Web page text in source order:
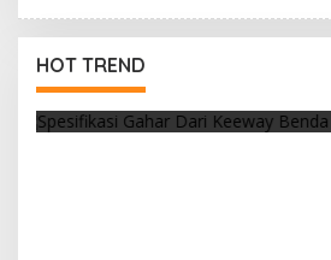
HOT TREND
Overheat